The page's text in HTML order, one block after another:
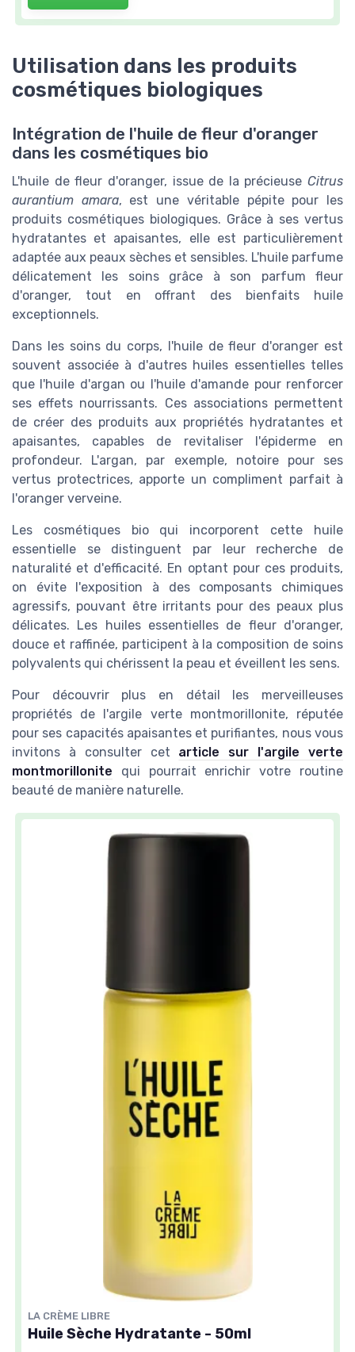
Utilisation dans les produits
cosmétiques biologiques
Intégration de l'huile de fleur d'oranger
dans les cosmétiques bio
L'huile de fleur d'oranger, issue de la précieuse Citrus
aurantium amara, est une véritable pépite pour les
produits cosmétiques biologiques. Grâce à ses vertus
hydratantes et apaisantes, elle est particulièrement
adaptée aux peaux sèches et sensibles. L'huile parfume
délicatement les soins grâce à son parfum fleur
d'oranger, tout en offrant des bienfaits huile
exceptionnels.
Dans les soins du corps, l'huile de fleur d'oranger est
souvent associée à d'autres huiles essentielles telles
que l'huile d'argan ou l'huile d'amande pour renforcer
ses effets nourrissants. Ces associations permettent
de créer des produits aux propriétés hydratantes et
apaisantes, capables de revitaliser l'épiderme en
profondeur. L'argan, par exemple, notoire pour ses
vertus protectrices, apporte un compliment parfait à
l'oranger verveine.
Les cosmétiques bio qui incorporent cette huile
essentielle se distinguent par leur recherche de
naturalité et d'efficacité. En optant pour ces produits,
on évite l'exposition à des composants chimiques
agressifs, pouvant être irritants pour des peaux plus
délicates. Les huiles essentielles de fleur d'oranger,
douce et raffinée, participent à la composition de soins
polyvalents qui chérissent la peau et éveillent les sens.
Pour découvrir plus en détail les merveilleuses
propriétés de l'argile verte montmorillonite, réputée
pour ses capacités apaisantes et purifiantes, nous vous
invitons à consulter cet article sur l'argile verte
montmorillonite qui pourrait enrichir votre routine
beauté de manière naturelle.
LA CRÈME LIBRE
Huile Sèche Hydratante - 50ml